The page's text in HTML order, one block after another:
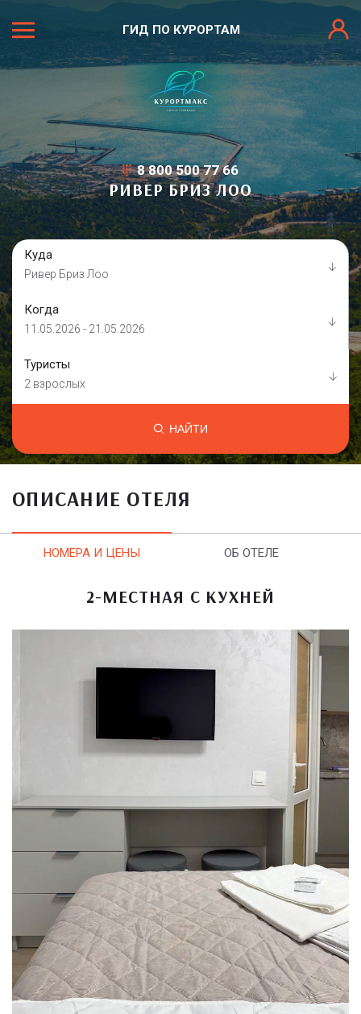
ГИД ПО КУРОРТАМ
8 800 500 77 66
РИВЕР БРИЗ ЛОО
Куда
Ривер Бриз Лоо
Когда
11.05.2026 - 21.05.2026
Туристы
2 взрослых
НАЙТИ
ОПИСАНИЕ ОТЕЛЯ
НОМЕРА И ЦЕНЫ ОБ ОТЕЛЕ
2-МЕСТНАЯ С КУХНЕЙ